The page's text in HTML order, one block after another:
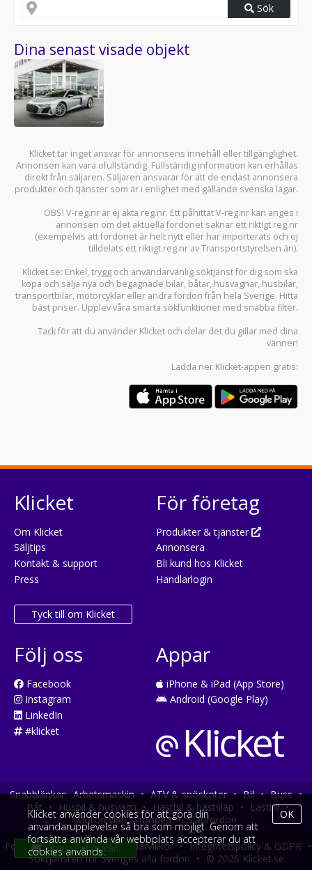
Sök
Dina senast visade objekt
Klicket tar inget ansvar för annonsens innehåll eller tillgänglighet.
Annonsen kan vara ofullständig. Fullständig information kan erhållas
direkt från säljaren. Säljaren ansvarar för att de endast annonsera
produkter och tjänster som är i enlighet med gällande svenska lagar.
OBS! V-reg.nr är ej äkta reg.nr. Ett påhittat V-reg.nr kan anges i
annonsen om det aktuella fordonet saknar ett riktigt reg.nr
(exempelvis att fordonet är helt nytt eller har importerats och ej
tilldelats ett riktigt reg.nr av Transportstyrelsen än).
Klicket.se: Enkel, trygg och användarvänlig söktjänst för dig som ska
köpa och sälja nya och begagnade bilar, båtar, husvagnar, husbilar,
transportbilar, motorcyklar eller andra fordon från hela Sverige. Hitta
bäst priser. Upplev våra smarta sökfunktioner med snabba filter.
Tack för att du använder Klicket och delar det du gillar med dina
vänner!
Ladda ner Klicket-appen gratis:
Klicket
Om Klicket
Säljtips
Kontakt & support
Press
Tyck till om Klicket
För företag
Produkter & tjänster
Annonsera
Bli kund hos Klicket
Handlarlogin
Följ oss
Facebook
Instagram
LinkedIn
#klicket
Appar
iPhone & iPad (App Store)
Android (Google Play)
Snabblänkar: Arbetsmaskin • ATV & snöskoter • Bil • Buss •
Båt • Husbil & husvagn • Hästbil & hästsläp • Lastbil •
Motorcykel & moped • Släpfordon
Fordonsköp online • Användarvillkor • Integritetspolicy & GDPR •
Söktjänsten för Sveriges alla fordon • © 2026 Klicket.se
Klicket använder cookies för att göra din
användarupplevelse så bra som möjligt. Genom att
fortsätta använda vår webbplats accepterar du att
cookies används.
OK